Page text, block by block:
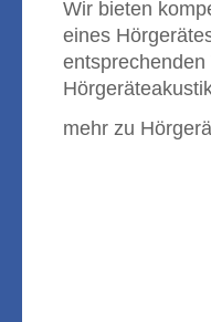
Wir bieten
eines
mehr zu